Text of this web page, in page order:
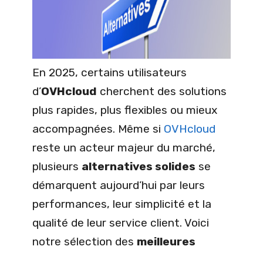
En 2025, certains utilisateurs
d’OVHcloud cherchent des solutions
plus rapides, plus flexibles ou mieux
accompagnées. Même si OVHcloud
reste un acteur majeur du marché,
plusieurs alternatives solides se
démarquent aujourd’hui par leurs
performances, leur simplicité et la
qualité de leur service client. Voici
notre sélection des meilleures